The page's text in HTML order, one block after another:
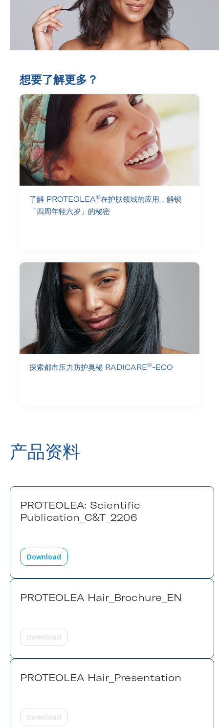
想要了解更多？
了解 PROTEOLEA®在护肤领域的应用，解锁
「四周年轻六岁」的秘密
探索都市压力防护奥秘 RADICARE®-ECO
产品资料
PROTEOLEA: Scientific
Publication_C&T_2206
Download
PROTEOLEA Hair_Brochure_EN
Download
PROTEOLEA Hair_Presentation
Download